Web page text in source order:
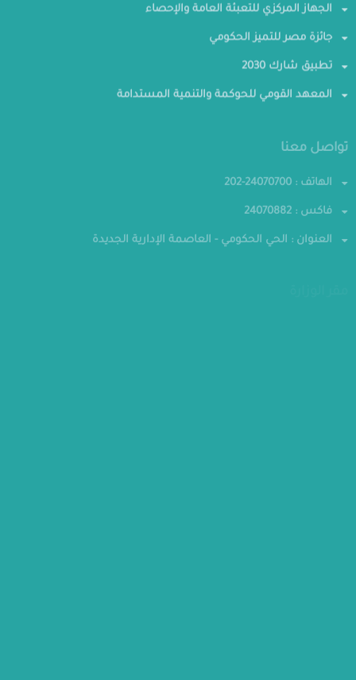
الجهاز المركزي للتعبئة العامة والإحصاء
جائزة مصر للتميز الحكومي
تطبيق شارك 2030
المعهد القومي للحوكمة والتنمية المستدامة
تواصل معنا
العنوان : الحي الحكومي - العاصمة الإدارية الجديدة